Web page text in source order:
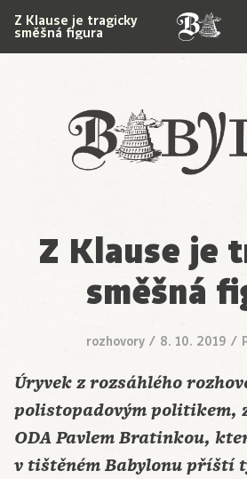
Babylon
Z Klause je tragicky
směšná figura
Z Klause je
směšná
rozhovory / 8. 10. 2019 /
Úryvek z rozsáhlého
polistopadovým politikem,
ODA Pavlem Bratinkou,
v tištěném Babylonu příští